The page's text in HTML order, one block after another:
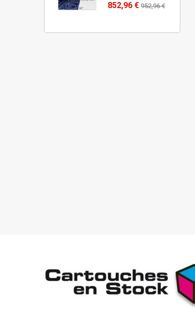
852,96 € 952,96 €